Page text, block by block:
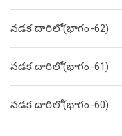
నడక దారిలో(భాగం-62)
నడక దారిలో(భాగం-61)
నడక దారిలో(భాగం-60)